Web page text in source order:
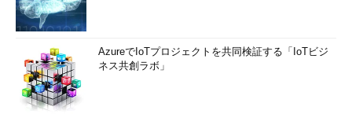
AzureでIoTプロジェクトを共同検証する「IoTビジ
ネス共創ラボ」